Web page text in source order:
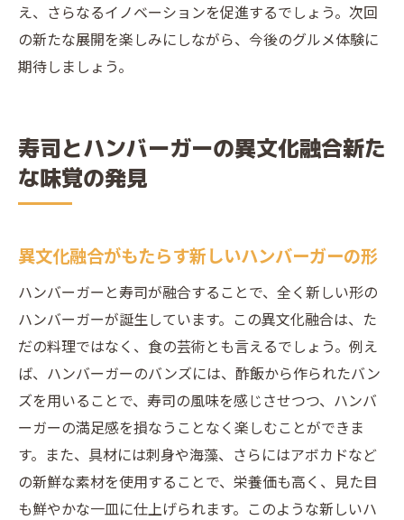
ハンバーガーと寿司の融合が示す未来グルメシ
ーンの新潮流
寿司とハンバーガーが導く次世代の食文化
未来を見据えたハンバーガーと寿司の可能
ー寿司
ハンバーガーと寿司が描く未来のグルメビ
ジョン
未来の味覚を予感させるハンバーガー寿司
の魅力
え、さらなるイノベーションを促進するでしょう。次回
の新たな展開を楽しみにしながら、今後のグルメ体験に
期待しましょう。
寿司とハンバーガーの異文化融合新た
な味覚の発見
異文化融合がもたらす新しいハンバーガーの形
ハンバーガーと寿司が融合することで、全く新しい形の
ハンバーガーが誕生しています。この異文化融合は、た
だの料理ではなく、食の芸術とも言えるでしょう。例え
ば、ハンバーガーのバンズには、酢飯から作られたバン
ズを用いることで、寿司の風味を感じさせつつ、ハンバ
ーガーの満足感を損なうことなく楽しむことができま
す。また、具材には刺身や海藻、さらにはアボカドなど
の新鮮な素材を使用することで、栄養価も高く、見た目
も鮮やかな一皿に仕上げられます。このような新しいハ